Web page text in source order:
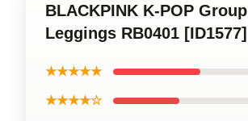
BLACKPINK K-POP Group
Leggings RB0401 [ID1577]
★★★★★
★★★★☆